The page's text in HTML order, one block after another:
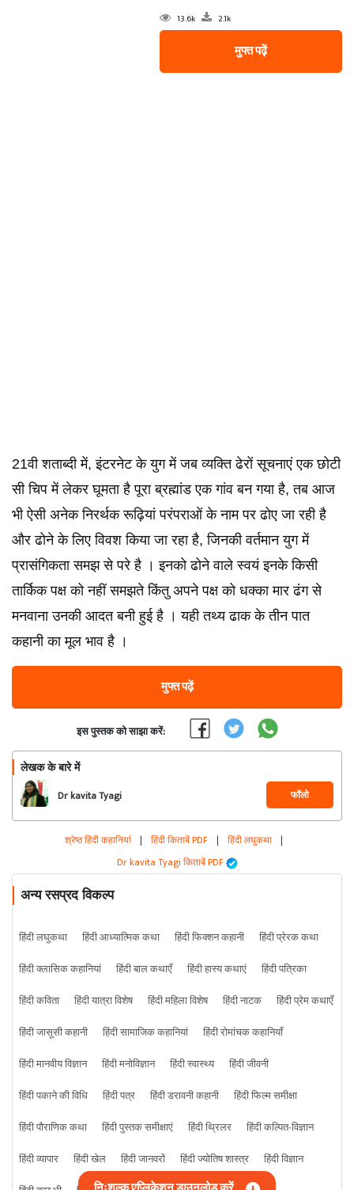
13.6k 2.1k
मुफ्त पढ़ें
21वी शताब्दी में, इंटरनेट के युग में जब व्यक्ति ढेरों सूचनाएं एक छोटी
सी चिप में लेकर घूमता है पूरा ब्रह्मांड एक गांव बन गया है, तब आज
भी ऐसी अनेक निरर्थक रूढ़ियां परंपराओं के नाम पर ढोए जा रही है
और ढोने के लिए विवश किया जा रहा है, जिनकी वर्तमान युग में
प्रासंगिकता समझ से परे है । इनको ढोने वाले स्वयं इनके किसी
तार्किक पक्ष को नहीं समझते किंतु अपने पक्ष को धक्का मार ढंग से
मनवाना उनकी आदत बनी हुई है । यही तथ्य ढाक के तीन पात
कहानी का मूल भाव है ।
मुफ्त पढ़ें
इस पुस्तक को साझा करें:
लेखक के बारे में
Dr kavita Tyagi फॉलो
श्रेष्ठ हिंदी कहानियां | हिंदी किताबें PDF | हिंदी लघुकथा |
Dr kavita Tyagi किताबें PDF
अन्य रसप्रद विकल्प
हिंदी लघुकथा हिंदी आध्यात्मिक कथा हिंदी फिक्शन कहानी
हिंदी प्रेरक कथा
हिंदी क्लासिक कहानियां
हिंदी बाल कथाएँ हिंदी हास्य कथाएं
हिंदी पत्रिका
हिंदी कविता
हिंदी यात्रा विशेष हिंदी महिला विशेष हिंदी नाटक
हिंदी प्रेम कथाएँ
हिंदी जासूसी कहानी
हिंदी सामाजिक कहानियां
हिंदी रोमांचक कहानियाँ
हिंदी मानवीय विज्ञान
हिंदी मनोविज्ञान हिंदी स्वास्थ्य
हिंदी जीवनी
हिंदी पकाने की विधि
हिंदी पत्र हिंदी डरावनी कहानी
हिंदी फिल्म समीक्षा
हिंदी पौराणिक कथा
हिंदी पुस्तक समीक्षाएं हिंदी थ्रिलर
हिंदी कल्पित-विज्ञान
हिंदी व्यापार
हिंदी खेल हिंदी जानवरों हिंदी ज्योतिष शास्त्र
हिंदी विज्ञान